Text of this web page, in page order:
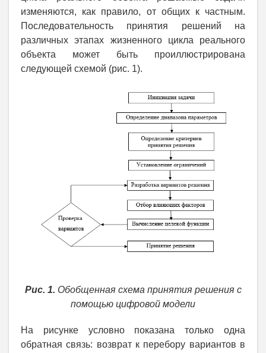
изменяются, как правило, от общих к частным.
Последовательность принятия решений на
различных этапах жизненного цикла реального
объекта может быть проиллюстрирована
следующей схемой (рис. 1).
Рис. 1. Обобщенная схема принятия решения с
помощью цифровой модели
На рисунке условно показана только одна
обратная связь: возврат к перебору вариантов в